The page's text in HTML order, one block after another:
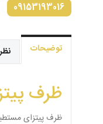
09153193016
توضیحات
ظرف
ظرف پیتزای